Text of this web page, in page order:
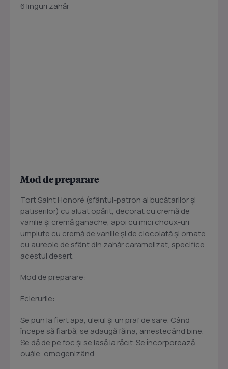
6 linguri zahăr
Mod de preparare
Tort Saint Honoré (sfântul-patron al bucătarilor şi
patiserilor) cu aluat opărit, decorat cu cremă de
vanilie şi cremă ganache, apoi cu mici choux-uri
umplute cu cremă de vanilie şi de ciocolată şi ornate
cu aureole de sfânt din zahăr caramelizat, specifice
acestui desert.
Mod de preparare:
Eclerurile:
Se pun la fiert apa, uleiul şi un praf de sare. Când
începe să fiarbă, se adaugă făina, amestecând bine.
Se dă de pe foc şi se lasă la răcit. Se încorporează
ouăle, omogenizând.